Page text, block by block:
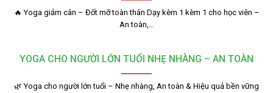
🔥 Yoga giảm cân – Đốt mỡ toàn thân Dạy kèm 1 kèm 1 cho học viên –
An toàn,…
YOGA CHO NGƯỜI LỚN TUỔI NHẸ NHÀNG – AN TOÀN
🌿 Yoga cho người lớn tuổi – Nhẹ nhàng, An toàn & Hiệu quả bền vững